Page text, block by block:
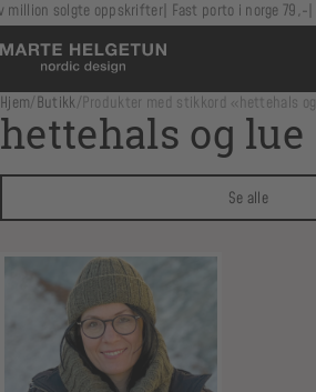
million solgte oppskrifter Fast porto i norge 79,-
Hjem/Butikk/ Produkter med stikkord «hettehals
hettehals og lue
Se alle